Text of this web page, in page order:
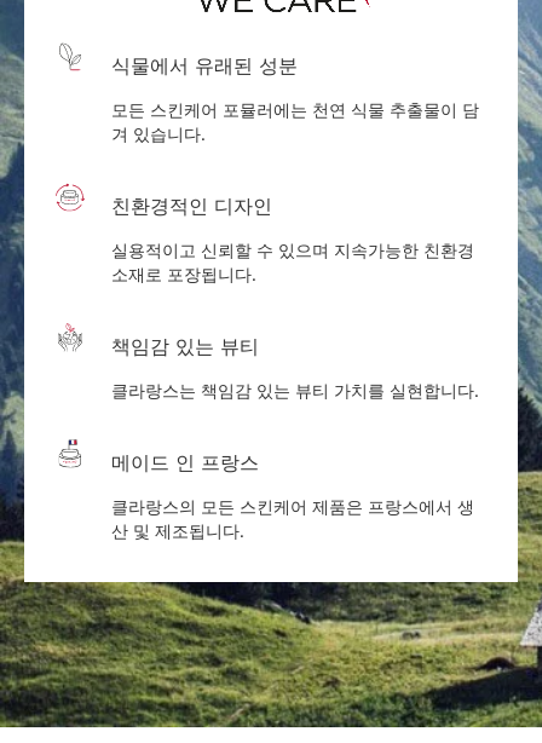
식물에서 유래된 성분
모든 스킨케어 포뮬러에는 천연 식물 추출물이 담
겨 있습니다.
친환경적인 디자인
실용적이고 신뢰할 수 있으며 지속가능한 친환경
소재로 포장됩니다.
책임감 있는 뷰티
클라랑스는 책임감 있는 뷰티 가치를 실현합니다.
메이드 인 프랑스
클라랑스의 모든 스킨케어 제품은 프랑스에서 생
산 및 제조됩니다.